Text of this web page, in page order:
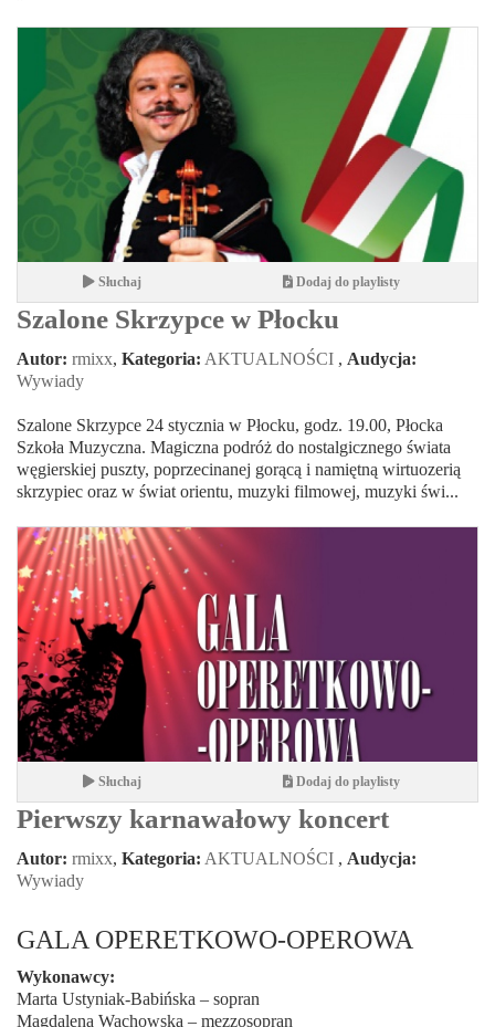
Słuchaj Dodaj do playlisty
Szalone Skrzypce w Płocku
Autor: rmixx, Kategoria: AKTUALNOŚCI , Audycja:
Wywiady
Szalone Skrzypce 24 stycznia w Płocku, godz. 19.00, Płocka
Szkoła Muzyczna. Magiczna podróż do nostalgicznego świata
węgierskiej puszty, poprzecinanej gorącą i namiętną wirtuozerią
skrzypiec oraz w świat orientu, muzyki filmowej, muzyki świ...
Słuchaj Dodaj do playlisty
Pierwszy karnawałowy koncert
Autor: rmixx, Kategoria: AKTUALNOŚCI , Audycja:
Wywiady
GALA OPERETKOWO-OPEROWA
Wykonawcy:
Marta Ustyniak-Babińska – sopran
Magdalena Wachowska – mezzosopran